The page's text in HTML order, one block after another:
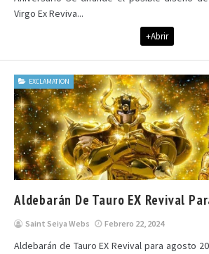
Virgo Ex Reviva...
+Abrir
EXCLAMATION
Aldebarán De Tauro EX Revival
Saint Seiya Webs Febrero 22, 2024
Aldebarán de Tauro EX Revival para agosto